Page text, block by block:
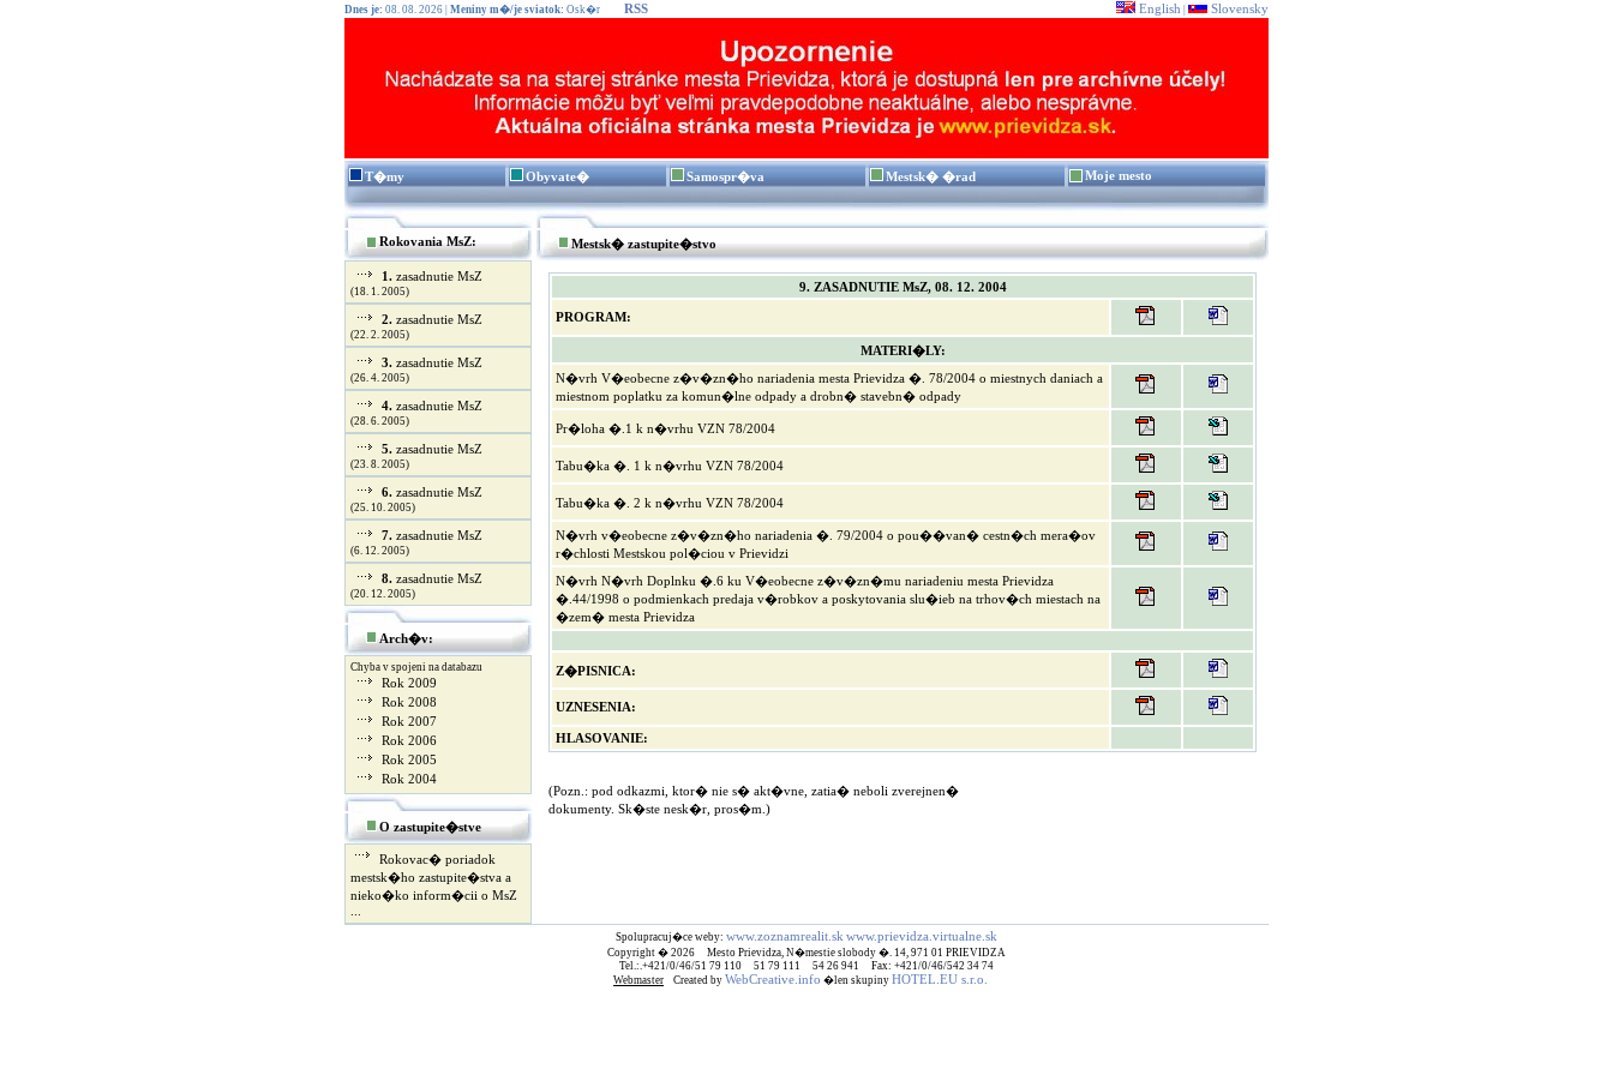
Dnes je: 08. 08. 2026 | Meniny m�/je sviatok: Osk�r English Slovensky
RSS
T�my Obyvate� Samospr�va Mestsk� �rad Moje mesto
Rokovania MsZ:
1. zasadnutie MsZ
(18. 1. 2005)
2. zasadnutie MsZ
(22. 2. 2005)
3. zasadnutie MsZ
(26. 4. 2005)
4. zasadnutie MsZ
(28. 6. 2005)
5. zasadnutie MsZ
(23. 8. 2005)
6. zasadnutie MsZ
(25. 10. 2005)
7. zasadnutie MsZ
(6. 12. 2005)
8. zasadnutie MsZ
(20. 12. 2005)
Arch�v:
Chyba v spojeni na databazu
Rok 2009
Rok 2008
Rok 2007
Rok 2006
Rok 2005
Rok 2004
O zastupite�stve
Rokovac� poriadok
mestsk�ho zastupite�stva a
nieko�ko inform�cii o MsZ
Mestsk� zastupite�stvo
9. ZASADNUTIE MsZ, 08. 12. 2004
PROGRAM:
MATERI�LY:
N�vrh V�eobecne z�v�zn�ho nariadenia mesta Prievidza �. 78/2004 o miestnych daniach a
miestnom poplatku za komun�lne odpady a drobn� stavebn� odpady
Pr�loha �.1 k n�vrhu VZN 78/2004
Tabu�ka �. 1 k n�vrhu VZN 78/2004
Tabu�ka �. 2 k n�vrhu VZN 78/2004
N�vrh v�eobecne z�v�zn�ho nariadenia �. 79/2004 o pou��van� cestn�ch mera�ov
r�chlosti Mestskou pol�ciou v Prievidzi
N�vrh N�vrh Doplnku �.6 ku V�eobecne z�v�zn�mu nariadeniu mesta Prievidza
�.44/1998 o podmienkach predaja v�robkov a poskytovania slu�ieb na trhov�ch miestach na
�zem� mesta Prievidza
Z�PISNICA:
UZNESENIA:
HLASOVANIE:
(Pozn.: pod odkazmi, ktor� nie s� akt�vne, zatia� neboli zverejnen�
dokumenty. Sk�ste nesk�r, pros�m.)
Spolupracuj�ce weby: www.zoznamrealit.sk www.prievidza.virtualne.sk
Copyright � 2026 Mesto Prievidza, N�mestie slobody �. 14, 971 01 PRIEVIDZA
Tel.:.+421/0/46/51 79 110 51 79 111 54 26 941 Fax: +421/0/46/542 34 74
Webmaster Created by WebCreative.info �len skupiny HOTEL.EU s.r.o.